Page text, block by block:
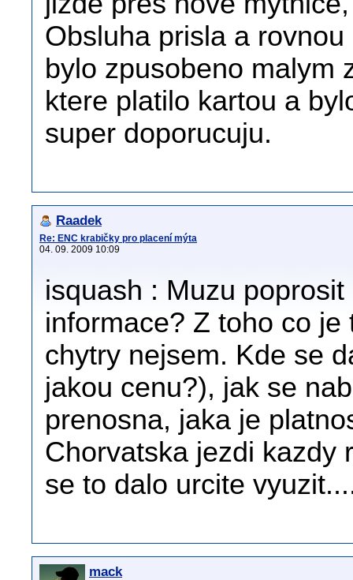
Obsluha prisla a
bylo zpusobeno malym
ktere platilo kartou a
super doporucuju.
Raadek
Re: ENC krabičky pro placení mýta
04. 09. 2009 10:09
isquash : Muzu
informace? Z toho co
chytry nejsem. Kde se
jakou cenu?), jak se
prenosna, jaka je
Chorvatska jezdi kazdy
se to dalo urcite
mack